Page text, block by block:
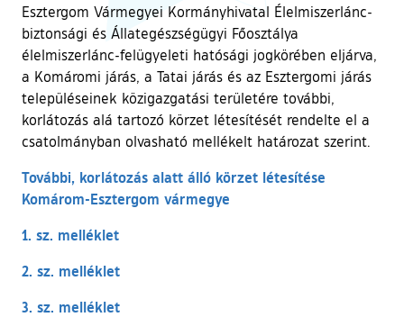
Esztergom Vármegyei Kormányhivatal Élelmiszerlánc-
biztonsági és Állategészségügyi Főosztálya
élelmiszerlánc-felügyeleti hatósági jogkörében eljárva,
a Komáromi járás, a Tatai járás és az Esztergomi járás
településeinek közigazgatási területére további,
korlátozás alá tartozó körzet létesítését rendelte el a
csatolmányban olvasható mellékelt határozat szerint.
További, korlátozás alatt álló körzet létesítése
Komárom-Esztergom vármegye
1. sz. melléklet
2. sz. melléklet
3. sz. melléklet